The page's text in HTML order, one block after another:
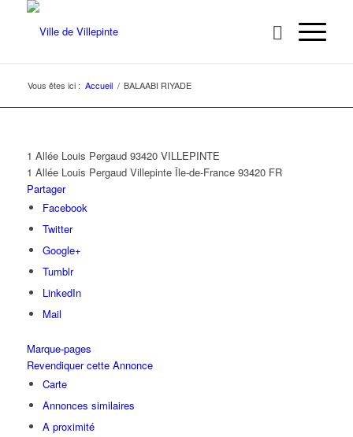
Vous êtes ici : Accueil / BALAABI RIYADE
1 Allée Louis Pergaud 93420 VILLEPINTE
1 Allée Louis Pergaud Villepinte Île-de-France 93420 FR
Partager
Facebook
Twitter
Google+
Tumblr
LinkedIn
Mail
Marque-pages
Revendiquer cette Annonce
Carte
Annonces similaires
A proximité